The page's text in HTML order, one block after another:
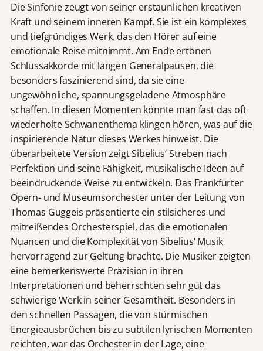
Die Sinfonie zeugt von seiner erstaunlichen kreativen
Kraft und seinem inneren Kampf. Sie ist ein komplexes
und tiefgründiges Werk, das den Hörer auf eine
emotionale Reise mitnimmt. Am Ende ertönen
Schlussakkorde mit langen Generalpausen, die
besonders faszinierend sind, da sie eine
ungewöhnliche, spannungsgeladene Atmosphäre
schaffen. In diesen Momenten könnte man fast das oft
wiederholte Schwanenthema klingen hören, was auf die
inspirierende Natur dieses Werkes hinweist. Die
überarbeitete Version zeigt Sibelius‘ Streben nach
Perfektion und seine Fähigkeit, musikalische Ideen auf
beeindruckende Weise zu entwickeln. Das Frankfurter
Opern- und Museumsorchester unter der Leitung von
Thomas Guggeis präsentierte ein stilsicheres und
mitreißendes Orchesterspiel, das die emotionalen
Nuancen und die Komplexität von Sibelius‘ Musik
hervorragend zur Geltung brachte. Die Musiker zeigten
eine bemerkenswerte Präzision in ihren
Interpretationen und beherrschten sehr gut das
schwierige Werk in seiner Gesamtheit. Besonders in
den schnellen Passagen, die von stürmischen
Energieausbrüchen bis zu subtilen lyrischen Momenten
reichten, war das Orchester in der Lage, eine